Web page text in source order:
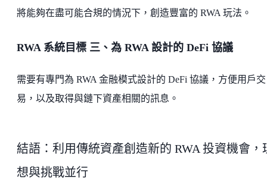
將能夠在盡可能合規的情況下，創造豐富的 RWA 玩法。
RWA 系統目標 三、 為 RWA 設計的 DeFi 協議
需要有專門為 RWA 金融模式設計的 DeFi 協議，方便用戶交
易，以及取得與鏈下資產相關的訊息。
結語：利用傳統資產創造新的 RWA 投資機會，
想與挑戰並行